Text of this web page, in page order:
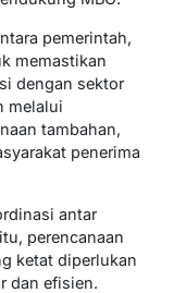
pemerintah,
memastikan
dengan sektor
melalui
tambahan,
penerima
antar
perencanaan
ketat diperlukan
dan efisien.